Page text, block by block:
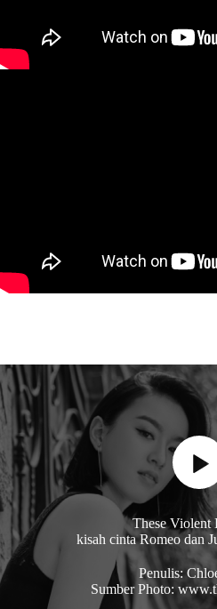
These Violent
kisah cinta Romeo dan
Penulis:
Sumber Photo: